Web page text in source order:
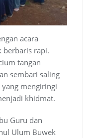
acara
berbaris rapi.
tangan
sembari saling
mengiringi
khidmat.
Guru dan
Ulum Buwek